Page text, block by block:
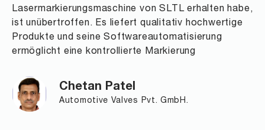
Lasermarkierungsmaschine von SLTL erhalten habe,
ist unübertroffen. Es liefert qualitativ hochwertige
Produkte und seine Softwareautomatisierung
ermöglicht eine kontrollierte Markierung
Chetan Patel
Automotive Valves Pvt. GmbH.